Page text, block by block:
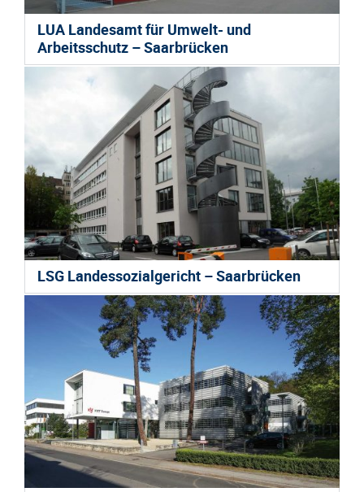
LUA Landesamt für Umwelt- und
Arbeitsschutz – Saarbrücken
LSG Landessozialgericht – Saarbrücken